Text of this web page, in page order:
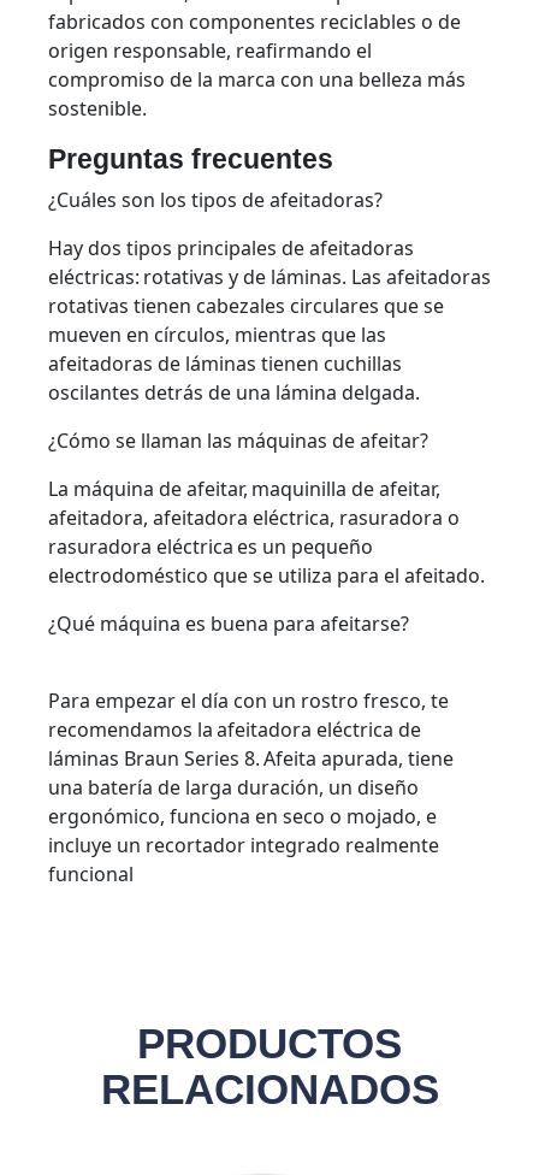
fabricados con componentes reciclables o de
origen responsable, reafirmando el
compromiso de la marca con una belleza más
sostenible.
Preguntas frecuentes
¿Cuáles son los tipos de afeitadoras?
Hay dos tipos principales de afeitadoras
eléctricas: rotativas y de láminas. Las afeitadoras
rotativas tienen cabezales circulares que se
mueven en círculos, mientras que las
afeitadoras de láminas tienen cuchillas
oscilantes detrás de una lámina delgada.
¿Cómo se llaman las máquinas de afeitar?
La máquina de afeitar, maquinilla de afeitar,
afeitadora, afeitadora eléctrica, rasuradora o
rasuradora eléctrica es un pequeño
electrodoméstico que se utiliza para el afeitado.
¿Qué máquina es buena para afeitarse?
Para empezar el día con un rostro fresco, te
recomendamos la afeitadora eléctrica de
láminas Braun Series 8. Afeita apurada, tiene
una batería de larga duración, un diseño
ergonómico, funciona en seco o mojado, e
incluye un recortador integrado realmente
funcional
PRODUCTOS
RELACIONADOS